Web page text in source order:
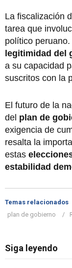
La fiscalización
tarea que
político
legitimidad del
a su capacidad
suscritos con la
El futuro de la
del plan de
exigencia de
resalta la
estas
estabilidad
Temas relacionados
plan de gobierno
Siga leyendo